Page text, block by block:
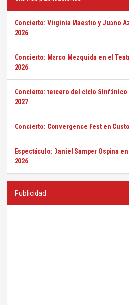
Concierto: Virginia Maestro y Juano
2026
Concierto: Marco Mezquida en el
2026
Concierto: tercero del ciclo Sinfónico
2027
Concierto: Convergence Fest en
Espectáculo: Daniel Samper Ospina
2026
Publicidad